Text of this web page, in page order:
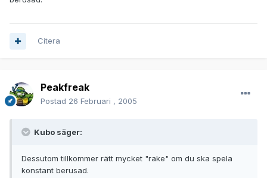
Citera
Peakfreak
Postad 26 Februari , 2005
Kubo säger:
Dessutom tillkommer rätt mycket "rake" om du ska spela
konstant berusad.